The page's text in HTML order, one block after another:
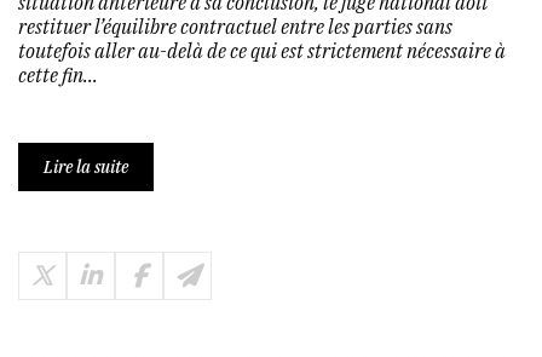
restituer l’équilibre contractuel entre les parties sans
toutefois aller au-delà de ce qui est strictement nécessaire à
cette fin...
Lire la suite